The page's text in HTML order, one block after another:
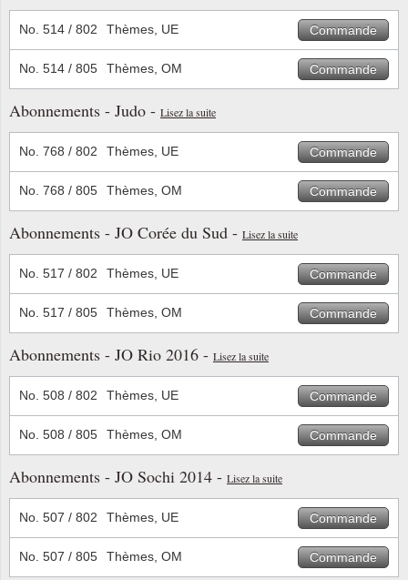
No. 514 / 802 Thèmes, UE Commande
No. 514 / 805 Thèmes, OM Commande
Abonnements - Judo - Lisez la suite
No. 768 / 802 Thèmes, UE Commande
No. 768 / 805 Thèmes, OM Commande
Abonnements - JO Corée du Sud - Lisez la suite
No. 517 / 802 Thèmes, UE Commande
No. 517 / 805 Thèmes, OM Commande
Abonnements - JO Rio 2016 - Lisez la suite
No. 508 / 802 Thèmes, UE Commande
No. 508 / 805 Thèmes, OM Commande
Abonnements - JO Sochi 2014 - Lisez la suite
No. 507 / 802 Thèmes, UE Commande
No. 507 / 805 Thèmes, OM Commande